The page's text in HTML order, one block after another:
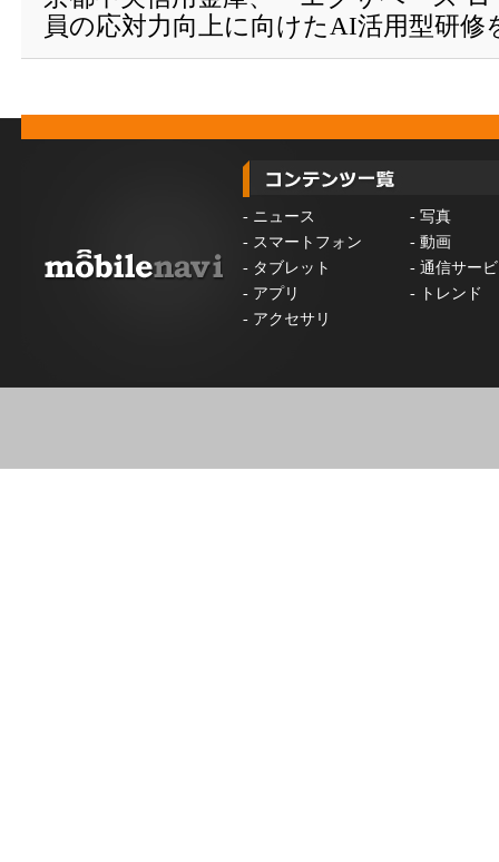
員の応対力向上に向けたAI活用型研修
- ニュース - 写真
- スマートフォン - 動画
- タブレット - 通信サー
- アプリ -
トレンド
- アクセサリ